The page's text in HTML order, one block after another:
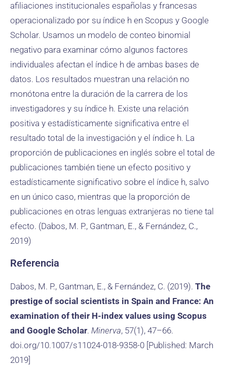
afiliaciones institucionales españolas y francesas
operacionalizado por su índice h en Scopus y Google
Scholar. Usamos un modelo de conteo binomial
negativo para examinar cómo algunos factores
individuales afectan el índice h de ambas bases de
datos. Los resultados muestran una relación no
monótona entre la duración de la carrera de los
investigadores y su índice h. Existe una relación
positiva y estadísticamente significativa entre el
resultado total de la investigación y el índice h. La
proporción de publicaciones en inglés sobre el total de
publicaciones también tiene un efecto positivo y
estadísticamente significativo sobre el índice h, salvo
en un único caso, mientras que la proporción de
publicaciones en otras lenguas extranjeras no tiene tal
efecto. (Dabos, M. P., Gantman, E., & Fernández, C.,
2019)
Referencia
Dabos, M. P., Gantman, E., & Fernández, C. (2019). The
prestige of social scientists in Spain and France: An
examination of their H-index values using Scopus
and Google Scholar. Minerva, 57(1), 47–66.
doi.org/10.1007/s11024-018-9358-0 [Published: March
2019]